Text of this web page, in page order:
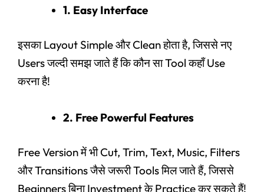
1. Easy Interface
इसका Layout Simple और Clean होता है, जिससे नए
Users जल्दी समझ जाते हैं कि कौन सा Tool कहाँ Use
करना है!
2. Free Powerful Features
Free Version में भी Cut, Trim, Text, Music, Filters
और Transitions जैसे जरूरी Tools मिल जाते हैं, जिससे
Beginners बिना Investment के Practice कर सकते हैं!